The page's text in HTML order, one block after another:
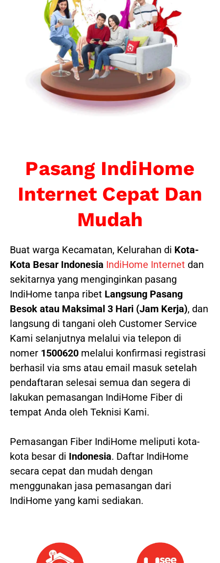
Pasang IndiHome
Internet Cepat Dan
Mudah
Buat warga Kecamatan, Kelurahan di Kota-
Kota Besar Indonesia IndiHome Internet dan
sekitarnya yang menginginkan pasang
IndiHome tanpa ribet Langsung Pasang
Besok atau Maksimal 3 Hari (Jam Kerja), dan
langsung di tangani oleh Customer Service
Kami selanjutnya melalui via telepon di
nomer 1500620 melalui konfirmasi registrasi
berhasil via sms atau email masuk setelah
pendaftaran selesai semua dan segera di
lakukan pemasangan IndiHome Fiber di
tempat Anda oleh Teknisi Kami.
Pemasangan Fiber IndiHome meliputi kota-
kota besar di Indonesia. Daftar IndiHome
secara cepat dan mudah dengan
menggunakan jasa pemasangan dari
IndiHome yang kami sediakan.